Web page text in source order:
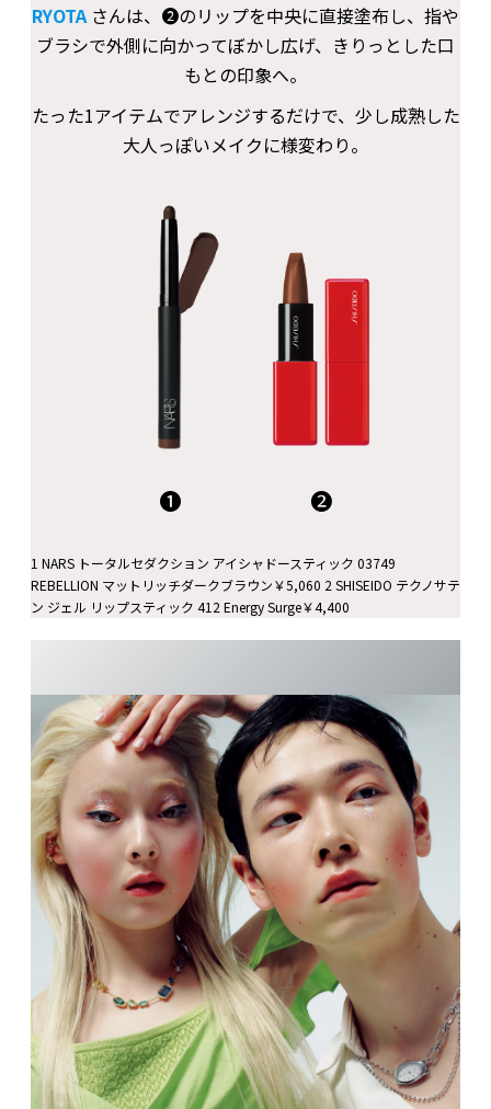
RYOTA さんは、❷のリップを中央に直接塗布し、指や
ブラシで外側に向かってぼかし広げ、きりっとした口
もとの印象へ。
たった1アイテムでアレンジするだけで、少し成熟した
大人っぽいメイクに様変わり。
❶ ❷
1 NARS トータルセダクション アイシャドースティック 03749
REBELLION マットリッチダークブラウン￥5,060 2 SHISEIDO テクノサテ
ン ジェル リップスティック 412 Energy Surge￥4,400